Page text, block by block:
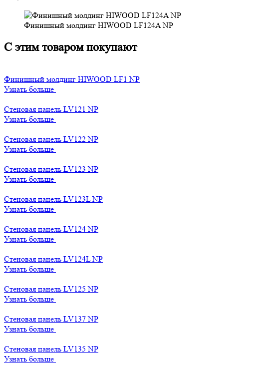
Финишный молдинг HIWOOD LF124A NP
С этим товаром покупают
Финишный молдинг HIWOOD LF1 NP
Узнать больше
Стеновая панель LV121 NP
Узнать больше
Стеновая панель LV122 NP
Узнать больше
Стеновая панель LV123 NP
Узнать больше
Стеновая панель LV123L NP
Узнать больше
Стеновая панель LV124 NP
Узнать больше
Стеновая панель LV124L NP
Узнать больше
Стеновая панель LV125 NP
Узнать больше
Стеновая панель LV137 NP
Узнать больше
Стеновая панель LV135 NP
Узнать больше